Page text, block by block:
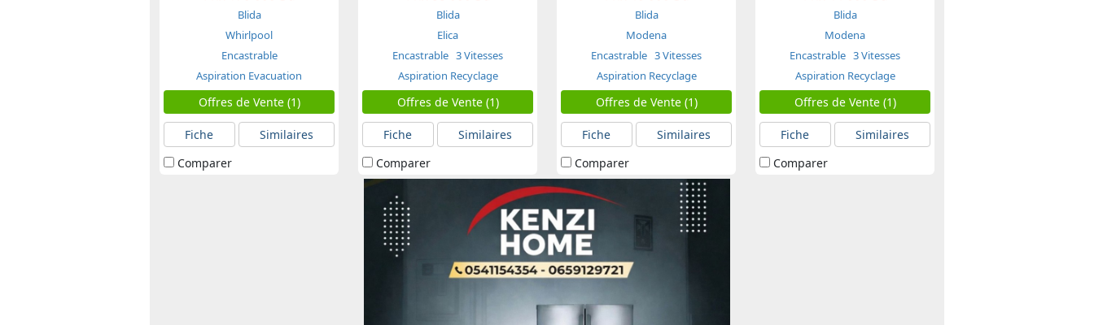
Blida
Whirlpool
Encastrable
Aspiration Evacuation
Offres de Vente (1)
Fiche
Similaires
Comparer
Blida
Elica
Encastrable 3 Vitesses
Aspiration Recyclage
Offres de Vente (1)
Fiche
Similaires
Comparer
Blida
Modena
Encastrable 3 Vitesses
Aspiration Recyclage
Offres de Vente (1)
Fiche
Similaires
Comparer
Blida
Modena
Encastrable 3 Vitesses
Aspiration Recyclage
Offres de Vente (1)
Fiche
Similaires
Comparer